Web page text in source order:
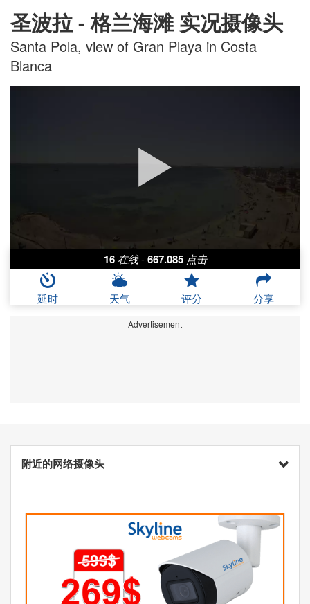
圣波拉 - 格兰海滩 实况摄像头
Santa Pola, view of Gran Playa in Costa
Blanca
16 在线 - 667.085 点击
延时 天气 评分 分享
Advertisement
附近的网络摄像头